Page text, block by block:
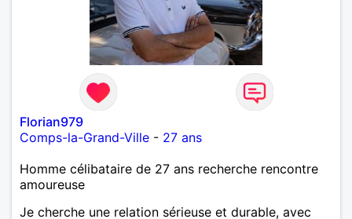
Florian979
Comps-la-Grand-Ville - 27 ans
Homme célibataire de 27 ans recherche rencontre
amoureuse
Je cherche une relation sérieuse et durable, avec